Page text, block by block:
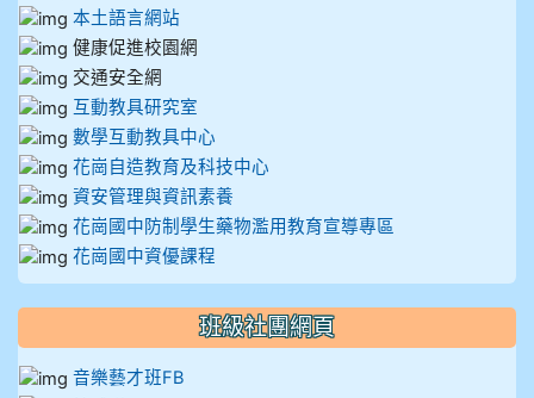
本土語言網站
健康促進校園網
交通安全網
互動教具研究室
數學互動教具中心
花崗自造教育及科技中心
資安管理與資訊素養
花崗國中防制學生藥物濫用教育宣導專區
花崗國中資優課程
班級社團網頁
音樂藝才班FB